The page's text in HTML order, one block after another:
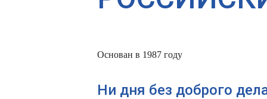
Основан в 1987 году
Ни дня без доброго